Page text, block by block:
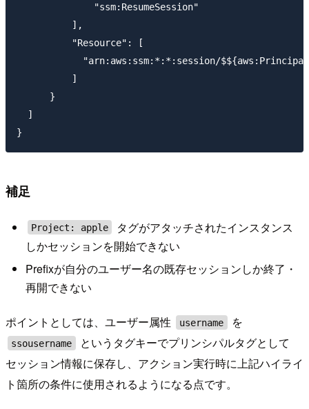
              "ssm:ResumeSession"
          ],
          "Resource": [
"arn:aws:ssm:*:*:session/
          ]
      }
  ]
補足
Project: apple
タグがアタッチされたインスタンス
しかセッションを開始できない
Prefixが自分のユーザー名の既存セッションしか終了・
再開できない
ポイントとしては、ユーザー属性 username を
ssousername
というタグキーでプリンシパルタグとして
セッション情報に保存し、アクション実行時に上記ハイライ
ト箇所の条件に使用されるようになる点です。